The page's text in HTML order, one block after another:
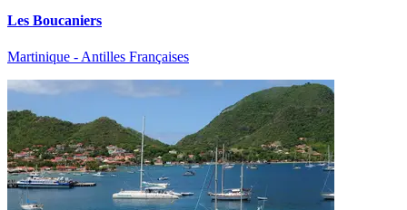
Les Boucaniers
Martinique - Antilles Françaises